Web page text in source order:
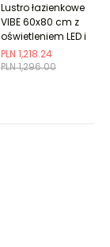
PLN 1,296.00
PLN 1,218.24
Lustro łazienkowe
VIBE 60x80 cm z
oświetleniem LED i
matą grzewczą